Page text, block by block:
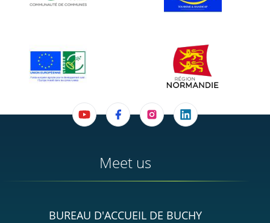
Meet us
BUREAU D'ACCUEIL DE BUCHY